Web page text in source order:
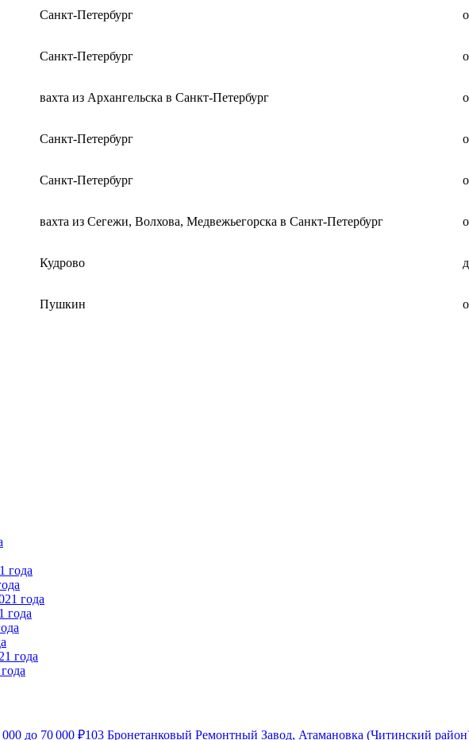
Санкт-Петербург
Санкт-Петербург
вахта из Архангельска в Санкт-Петербург
Санкт-Петербург
Санкт-Петербург
вахта из Сегежи, Волхова, Медвежьегорска в Санкт-Петербург
Кудрово
Пушкин
года
000 до 70 000 ₽103 Бронетанковый Ремонтный Завод, Атамановка (Читинский